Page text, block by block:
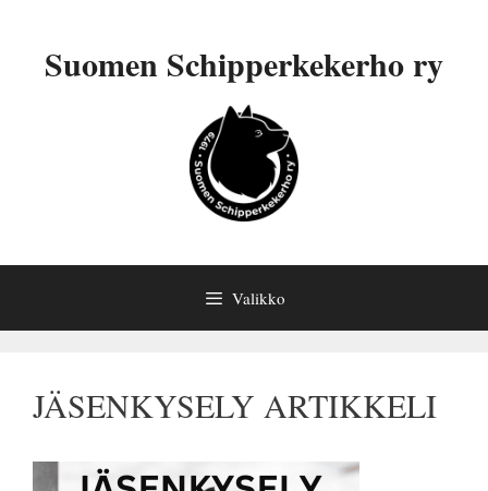
Suomen Schipperkekerho ry
Valikko
JÄSENKYSELY ARTIKKELI